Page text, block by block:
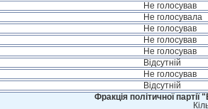
Не голосував
Не голосувала
Не голосував
Не голосував
Не голосував
Відсутній
Не голосував
Відсутній
Фракція політичної